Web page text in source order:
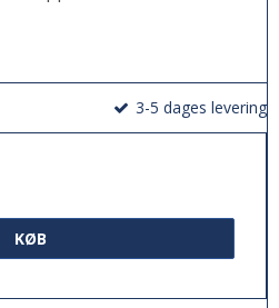
3-5 dages levering
KØB